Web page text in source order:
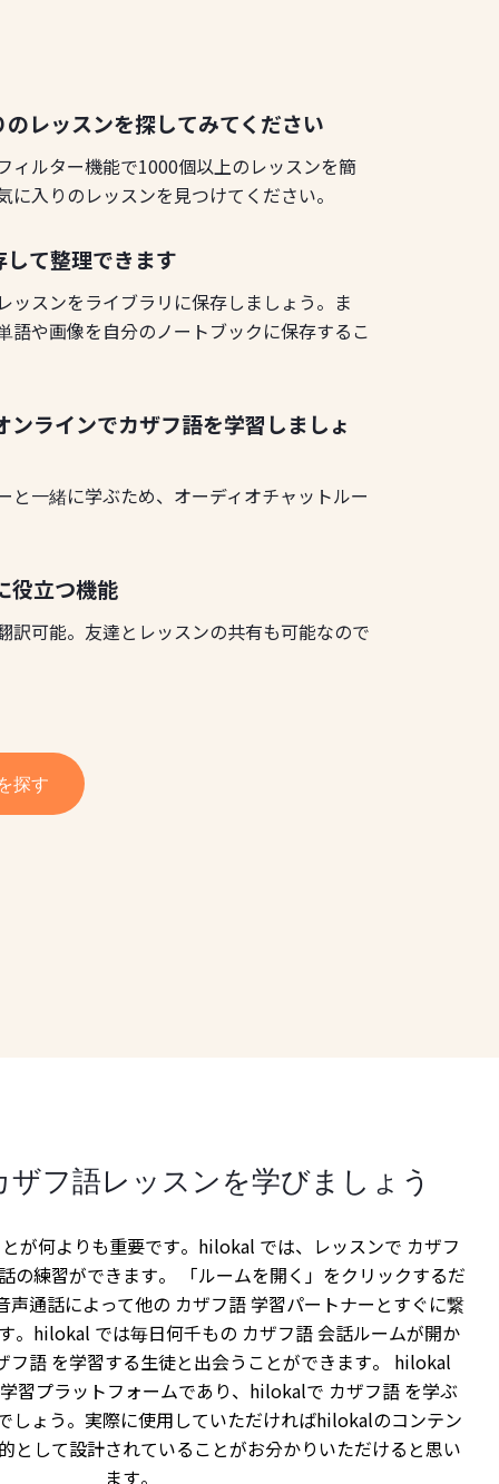
レッスンを探してみてください
ィルター機能で1000個以上のレッスンを簡
に入りのレッスンを見つけてください。
て整理できます
ッスンをライブラリに保存しましょう。ま
語や画像を自分のノートブックに保存するこ
ラインでカザフ語を学習しましょ
と一緒に学ぶため、オーディオチャットルー
役立つ機能
訳可能。友達とレッスンの共有も可能なので
探す
フ語レッスンを学びましょう
が何よりも重要です。hilokal では、レッスンで カザフ
の練習ができます。 「ルームを開く」をクリックするだ
声通話によって他の カザフ語 学習パートナーとすぐに繋
。hilokal では毎日何千もの カザフ語 会話ルームが開か
フ語 を学習する生徒と出会うことができます。 hilokal
習プラットフォームであり、hilokalで カザフ語 を学ぶ
しょう。実際に使用していただければhilokalのコンテン
として設計されていることがお分かりいただけると思い
ます。